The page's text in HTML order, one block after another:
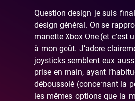
Question design je suis
design général. On se
manette Xbox One (et c’est
à mon goût. J’adore
joysticks semblent eux
prise en main, ayant
déboussolé (concernant la
les mêmes options que la